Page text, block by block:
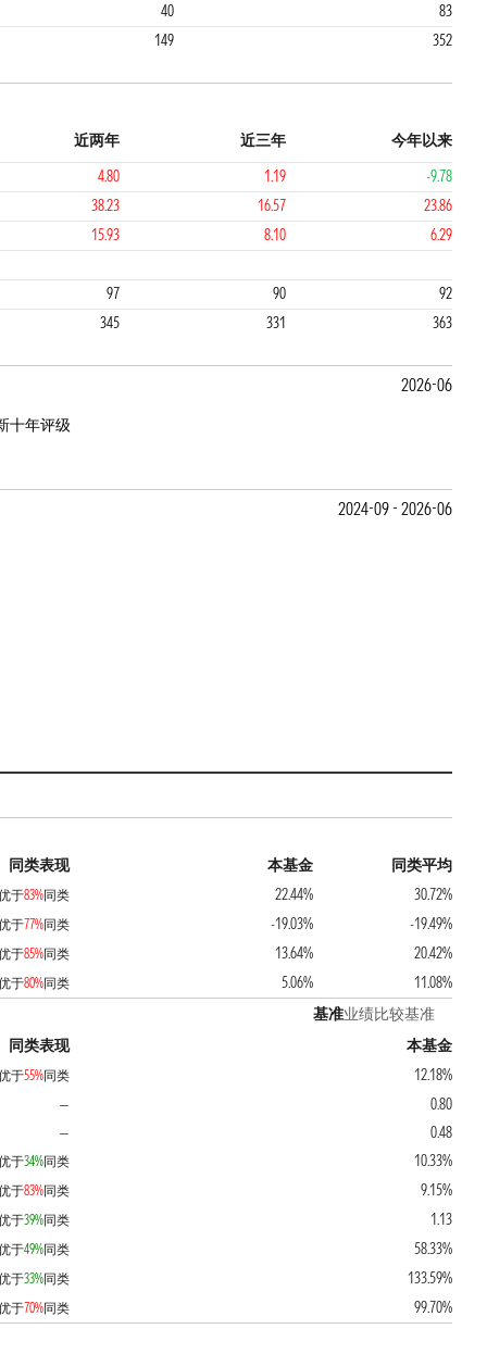
40
83
149 352
近两年 近三年
今年以来
4.80 1.19
-9.78
38.23 16.57
23.86
15.93 8.10
6.29
4 4
97 90
92
345 331 363
2026-06
十年评级
2024-09 - 2026-06
同类表现 本基金
同类平均
于83%同类 22.44%
30.72%
于77%同类 -19.03%
-19.49%
于85%同类 13.64%
20.42%
于80%同类 5.06% 11.08%
基准业绩比较基准
同类表现
本基金
于55%同类
12.18%
—
0.80
—
0.48
于34%同类
10.33%
于83%同类
9.15%
于39%同类
1.13
于49%同类
58.33%
于33%同类
133.59%
于70%同类 99.70%